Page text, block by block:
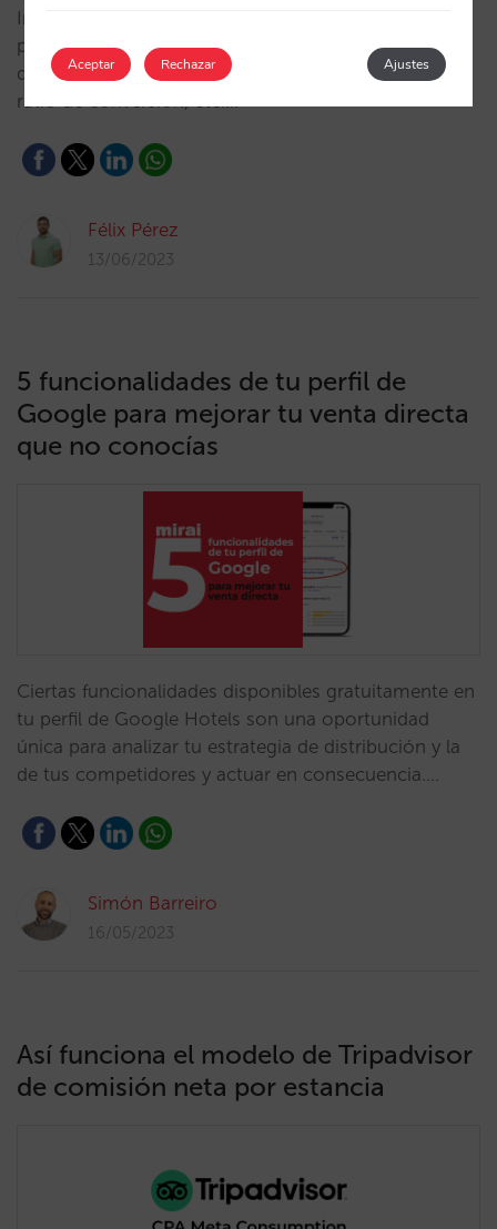
Incorporamos el informe de upselling en nuestro BI,
proporcionando datos detallados sobre la actividad
de esta funcionalidad, como upsellings propuestos,
ratio de conversión, etc.…
Félix Pérez
13/06/2023
5 funcionalidades de tu perfil de
Google para mejorar tu venta directa
que no conocías
Ciertas funcionalidades disponibles gratuitamente en
tu perfil de Google Hotels son una oportunidad
única para analizar tu estrategia de distribución y la
de tus competidores y actuar en consecuencia.…
Simón Barreiro
16/05/2023
Así funciona el modelo de Tripadvisor
de comisión neta por estancia
Aceptar Ajustes
Rechazar